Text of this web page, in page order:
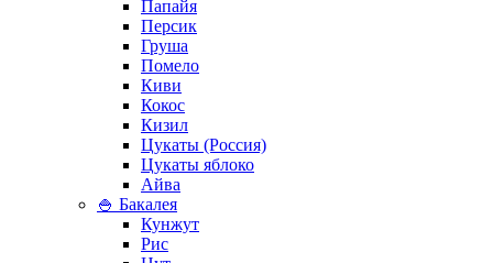
Папайя
Персик
Груша
Помело
Киви
Кокос
Кизил
Цукаты (Россия)
Цукаты яблоко
Айва
🍚 Бакалея
Кунжут
Рис